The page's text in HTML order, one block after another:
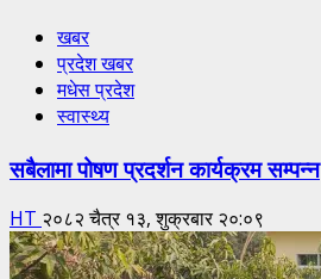
खबर
प्रदेश खबर
मधेस प्रदेश
स्वास्थ्य
सबैलामा पोषण प्रदर्शन कार्यक्रम सम्पन्न
HT २०८२ चैत्र १३, शुक्रबार २०:०९